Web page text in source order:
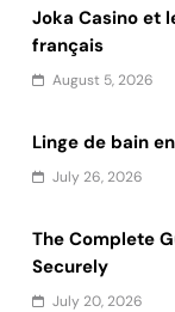
Joka Casino et
français
August 5, 2026
Linge de bain
July 26, 2026
The Complete
Securely
July 20, 2026